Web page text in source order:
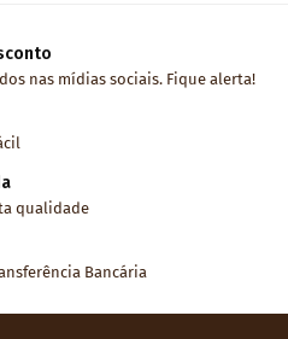
nas mídias sociais. Fique alerta!
qualidade
Bancária